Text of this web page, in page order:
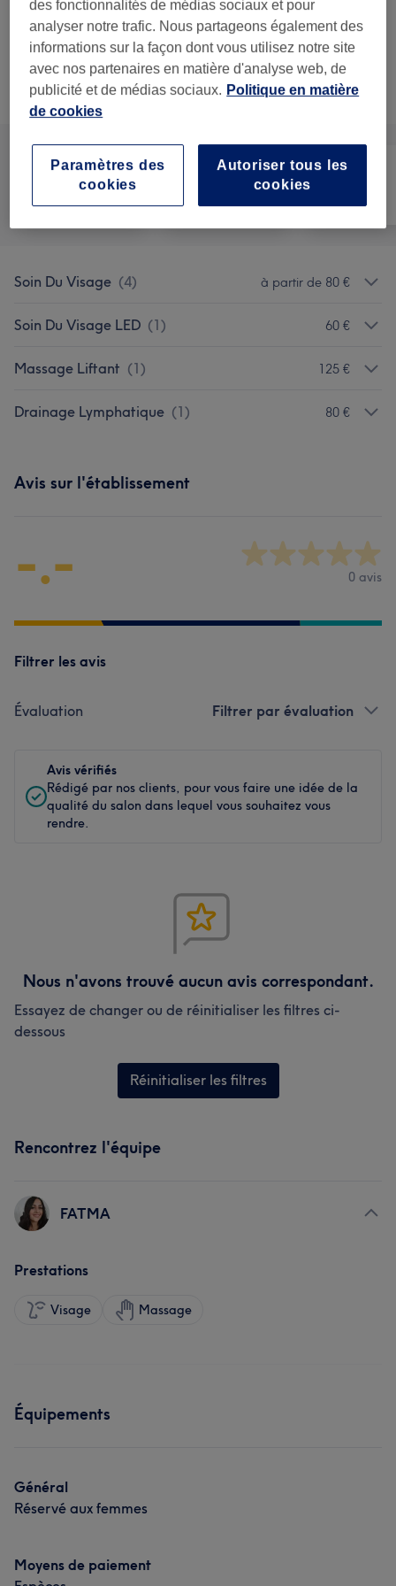
MYO Lifting Visage
2 hMa prestation en détail...
125 € Sélectionner
Recherchez dans notre liste de prestations
Soin Du Visage (4) à partir de 80 €
Soin Du Visage LED (1) 60 €
Massage Liftant (1) 125 €
Drainage Lymphatique (1) 80 €
Avis sur l'établissement
-.- 0 avis
Filtrer les avis
Évaluation Filtrer par évaluation
Avis vérifiés
Rédigé par nos clients, pour vous faire une idée de la
qualité du salon dans lequel vous souhaitez vous
rendre.
Nous n'avons trouvé aucun avis correspondant.
Essayez de changer ou de réinitialiser les filtres ci-
dessous
Réinitialiser les filtres
Rencontrez l'équipe
FATMA
Prestations
Visage Massage
Équipements
Général
Réservé aux femmes
Moyens de paiement
des fonctionnalités de médias sociaux et pour
analyser notre trafic. Nous partageons également des
informations sur la façon dont vous utilisez notre site
avec nos partenaires en matière d'analyse web, de
publicité et de médias sociaux. Politique en matière
de cookies
Autoriser tous les
cookies
Paramètres des
cookies